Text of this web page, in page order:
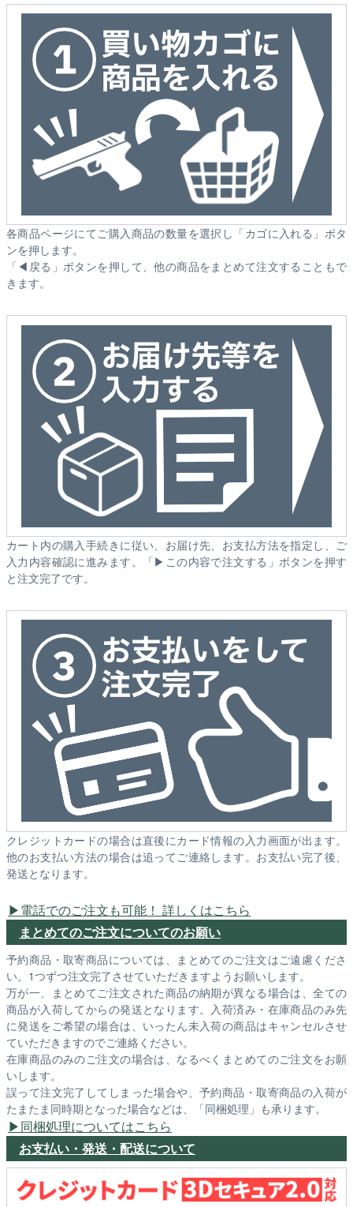
各商品ページにてご購入商品の数量を選択し「カゴに入れる」ボタ
ンを押します。
「◀戻る」ボタンを押して、他の商品をまとめて注文することもで
きます。
カート内の購入手続きに従い、お届け先、お支払方法を指定し、ご
入力内容確認に進みます。「▶この内容で注文する」ボタンを押す
と注文完了です。
クレジットカードの場合は直後にカード情報の入力画面が出ます。
他のお支払い方法の場合は追ってご連絡します。お支払い完了後、
発送となります。
電話でのご注文も可能！ 詳しくはこちら
まとめてのご注文についてのお願い
予約商品・取寄商品については、まとめてのご注文はご遠慮くださ
い。1つずつ注文完了させていただきますようお願いします。
万が一、まとめてご注文された商品の納期が異なる場合は、全ての
商品が入荷してからの発送となります。入荷済み・在庫商品のみ先
に発送をご希望の場合は、いったん未入荷の商品はキャンセルさせ
ていただきますのでご連絡ください。
在庫商品のみのご注文の場合は、なるべくまとめてのご注文をお願
いします。
誤って注文完了してしまった場合や、予約商品・取寄商品の入荷が
たまたま同時期となった場合などは、「同梱処理」も承ります。
同梱処理についてはこちら
お支払い・発送・配送について